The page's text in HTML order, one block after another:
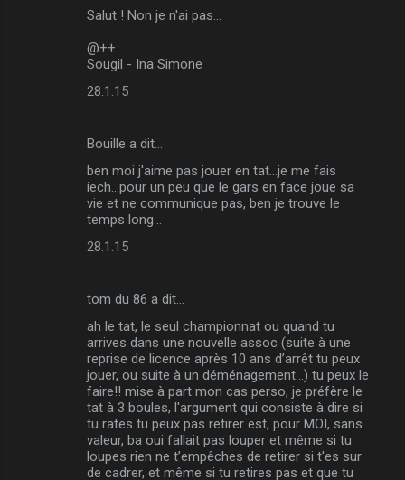
Salut ! Non je n'ai pas...
@++
Sougil - Ina Simone
28.1.15
Bouille a dit…
ben moi j'aime pas jouer en tat...je me fais
iech...pour un peu que le gars en face joue sa
vie et ne communique pas, ben je trouve le
temps long...
28.1.15
tom du 86 a dit…
ah le tat, le seul championnat ou quand tu
arrives dans une nouvelle assoc (suite à une
reprise de licence après 10 ans d’arrêt tu peux
jouer, ou suite à un déménagement...) tu peux le
faire!! mise à part mon cas perso, je préfère le
tat à 3 boules, l'argument qui consiste à dire si
tu rates tu peux pas retirer est, pour MOI, sans
valeur, ba oui fallait pas louper et même si tu
loupes rien ne t’empêches de retirer si t'es sur
de cadrer, et même si tu retires pas et que tu